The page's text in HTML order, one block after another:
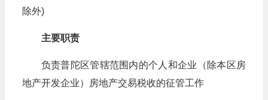
除外)
主要职责
负责普陀区管辖范围内的个人和企业（除本区房
地产开发企业）房地产交易税收的征管工作